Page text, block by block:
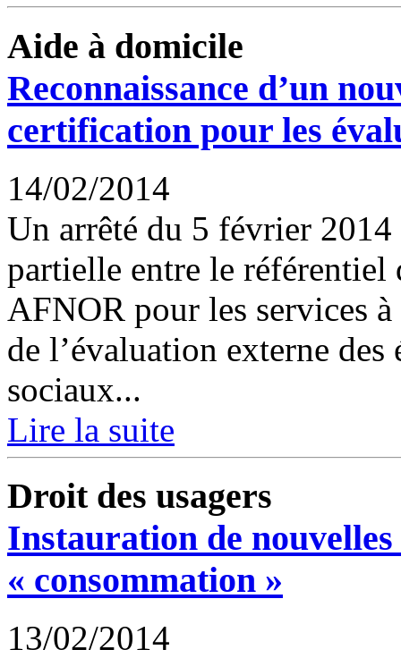
Aide à domicile
Reconnaissance d’un
certification pour les
14/02/2014
Un arrêté du 5 février
partielle entre le
AFNOR pour les services
de l’évaluation externe des
sociaux...
Lire la suite
Droit des usagers
Instauration de
« consommation »
13/02/2014